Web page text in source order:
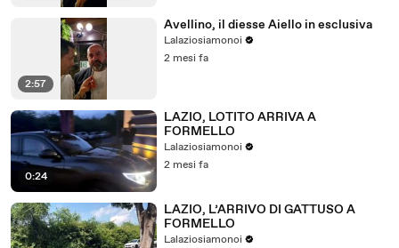
2:57
Avellino, il diesse Aiello in esclusiva
Lalaziosiamonoi
2 mesi fa
0:24
LAZIO, LOTITO ARRIVA A
FORMELLO
Lalaziosiamonoi
2 mesi fa
LAZIO, L’ARRIVO DI GATTUSO A
FORMELLO
Lalaziosiamonoi